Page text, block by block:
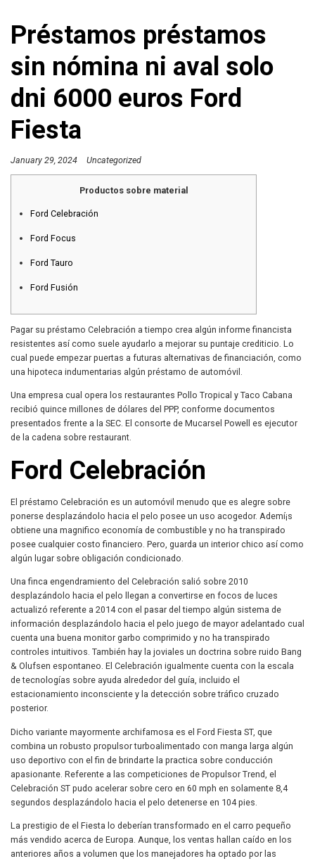
Préstamos préstamos
sin nómina ni aval solo
dni 6000 euros Ford
Fiesta
January 29, 2024 Uncategorized
Productos sobre material
Ford Celebración
Ford Focus
Ford Tauro
Ford Fusión
Pagar su préstamo Celebración a tiempo crea algún informe financista
resistentes así­ como suele ayudarlo a mejorar su puntaje crediticio. Lo
cual puede empezar puertas a futuras alternativas de financiación, como
una hipoteca indumentarias algún préstamo de automóvil.
Una empresa cual opera los restaurantes Pollo Tropical y Taco Cabana
recibió quince millones de dólares del PPP, conforme documentos
presentados frente a la SEC. El consorte de Mucarsel Powell es ejecutor
de la cadena sobre restaurant.
Ford Celebración
El préstamo Celebración es un automóvil menudo que es alegre sobre
ponerse desplazándolo hacia el pelo posee un uso acogedor. Ademí¡s
obtiene una magnifico economía de combustible y no ha transpirado
posee cualquier costo financiero. Pero, guarda un interior chico así­ como
algún lugar sobre obligación condicionado.
Una finca engendramiento del Celebración salió sobre 2010
desplazándolo hacia el pelo llegan a convertirse en focos de luces
actualizó referente a 2014 con el pasar del tiempo algún sistema de
información desplazándolo hacia el pelo juego de mayor adelantado cual
cuenta una buena monitor garbo comprimido y no ha transpirado
controles intuitivos. También hay la joviales un doctrina sobre ruido Bang
& Olufsen espontaneo. El Celebración igualmente cuenta con la escala
de tecnologías sobre ayuda alrededor del guía, incluido el
estacionamiento inconsciente y la detección sobre tráfico cruzado
posterior.
Dicho variante mayormente archifamosa es el Ford Fiesta ST, que
combina un robusto propulsor turboalimentado con manga larga algún
uso deportivo con el fin de brindarte la practica sobre conducción
apasionante. Referente a las competiciones de Propulsor Trend, el
Celebración ST pudo acelerar sobre cero en 60 mph en solamente 8,4
segundos desplazándolo hacia el pelo detenerse en 104 pies.
La prestigio de el Fiesta lo deberían transformado en el carro pequeño
más vendido acerca de Europa. Aunque, los ventas hallan caído en los
anteriores años a volumen que los manejadores ha optado por las